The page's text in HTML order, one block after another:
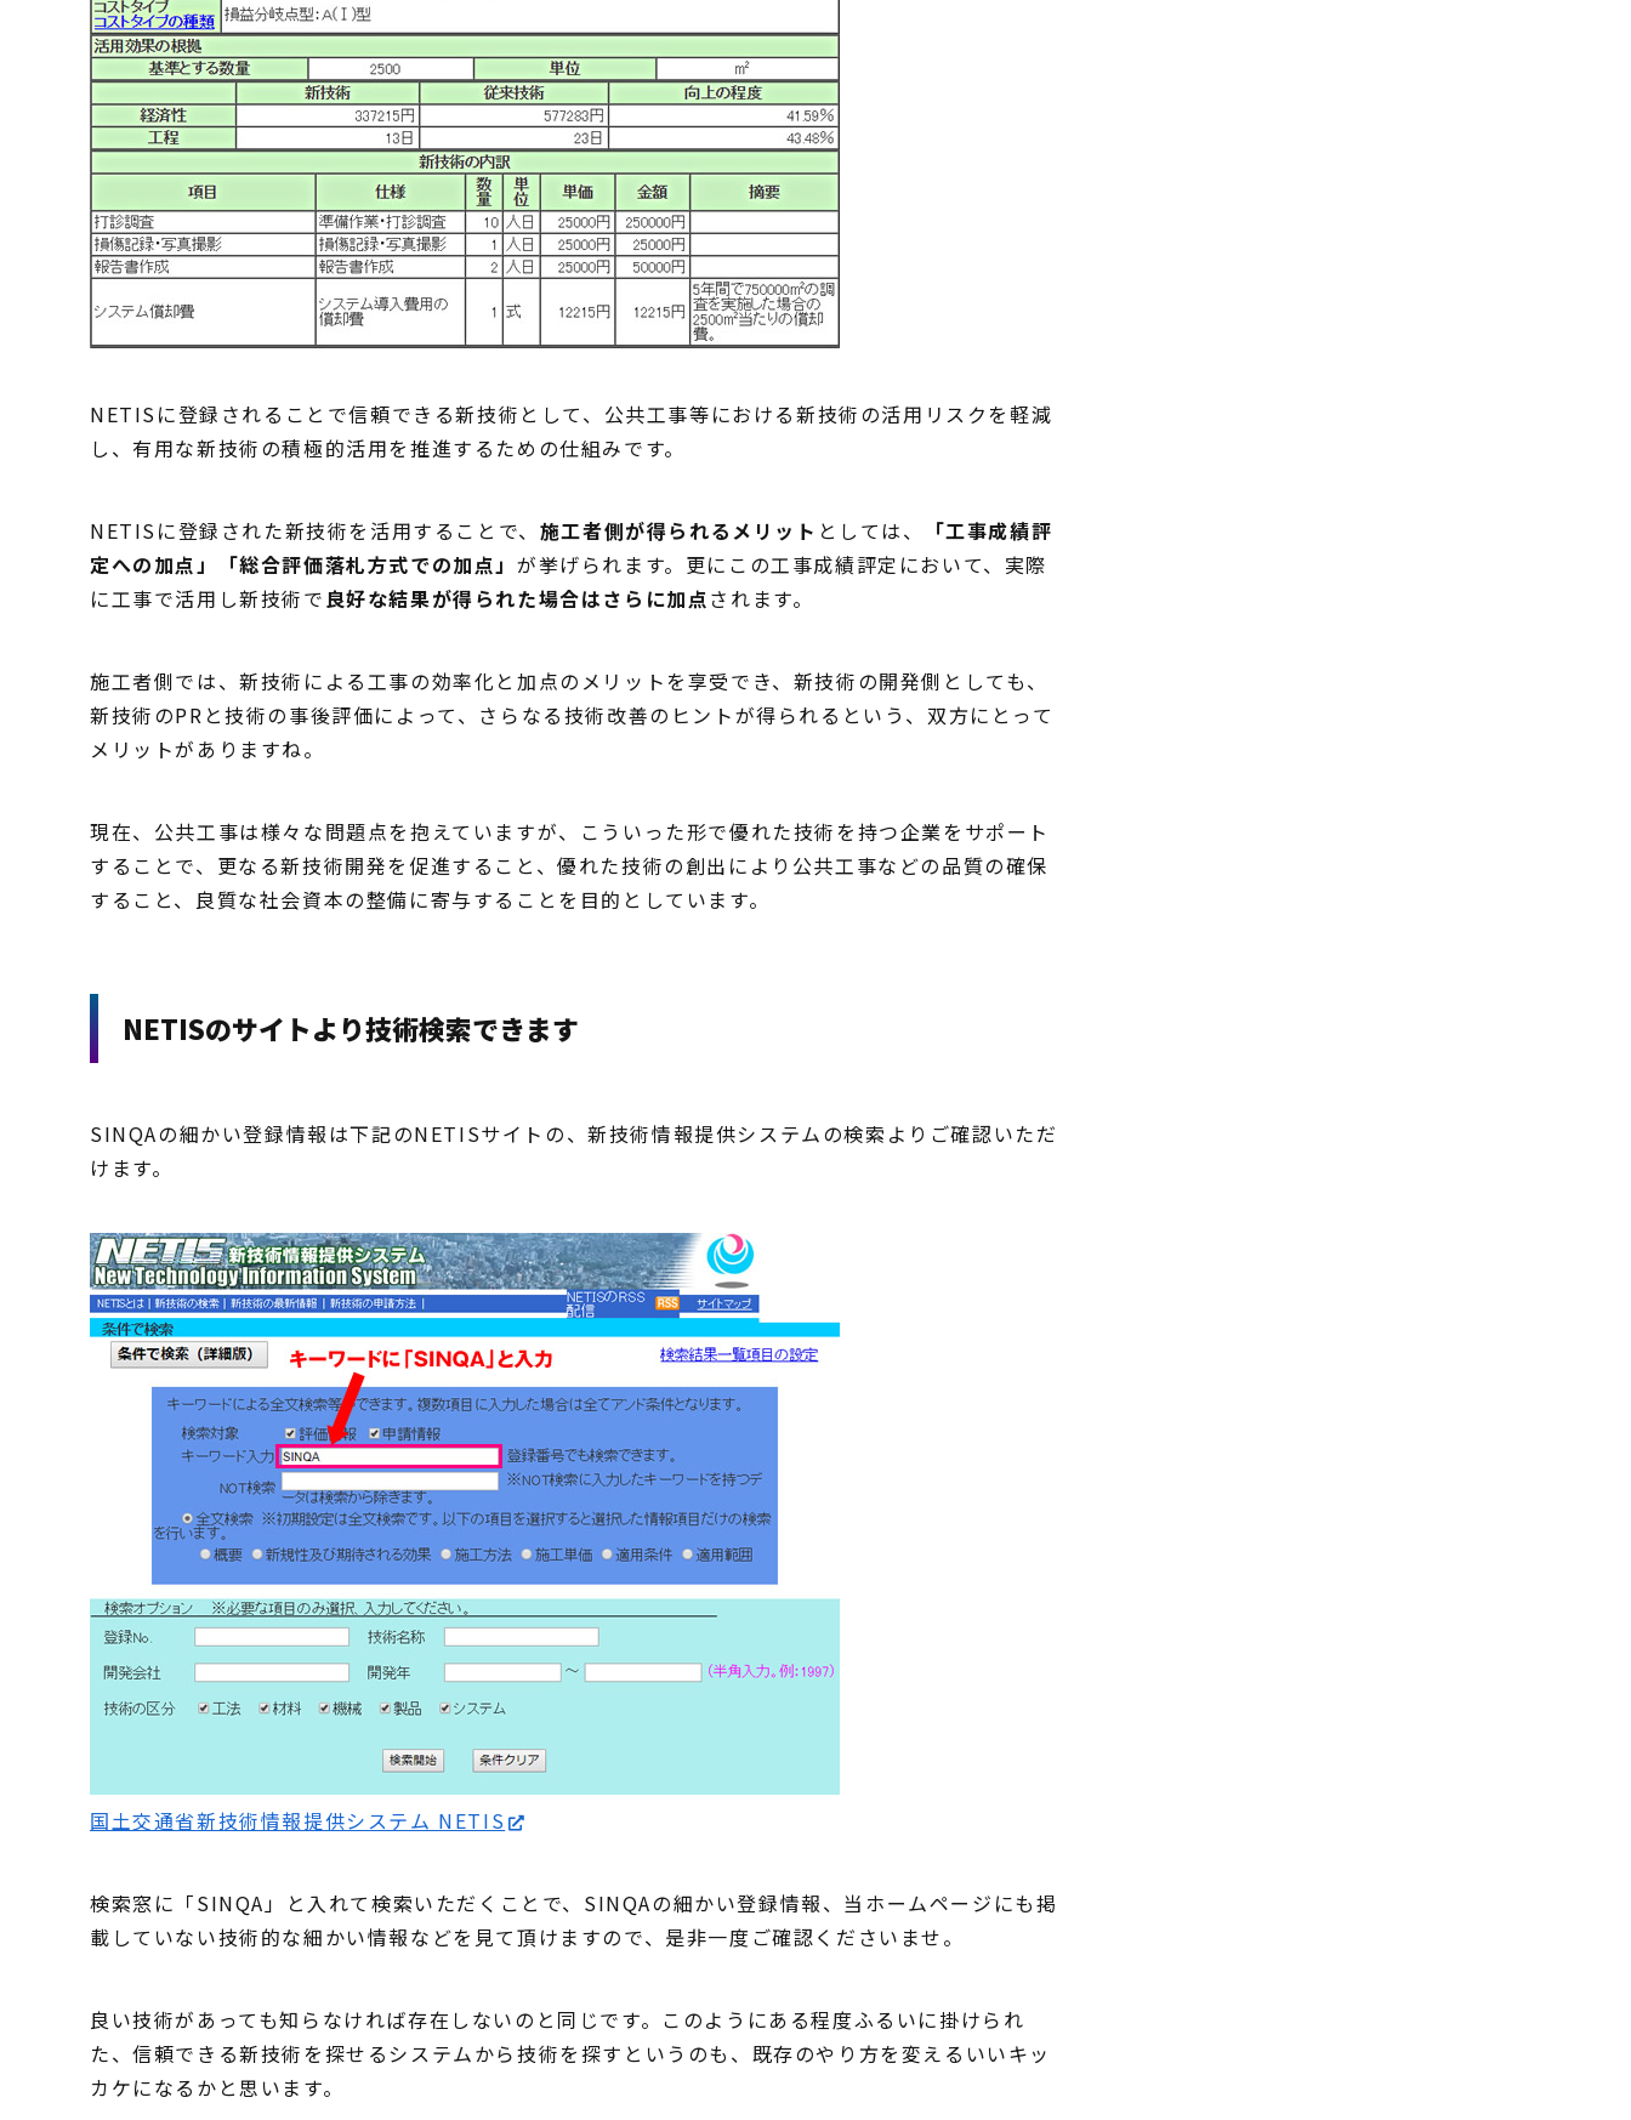
NETISに登録されることで信頼できる新技術として、公共工事等における新技術の活用リスクを軽減
し、有用な新技術の積極的活用を推進するための仕組みです。
NETISに登録された新技術を活用することで、 施工者側が得られるメリット としては、
「工事成績評
定への加点」「総合評価落札方式での加点」が挙げられます。更にこの工事成績評定において、実際
に工事で活用し新技術で 良好な結果が得られた場合はさらに加点 されます。
施工者側では、新技術による工事の効率化と加点のメリットを享受でき、新技術の開発側としても、
新技術のPRと技術の事後評価によって、さらなる技術改善のヒントが得られるという、双方にとって
メリットがありますね。
現在、公共工事は様々な問題点を抱えていますが、こういった形で優れた技術を持つ企業をサポート
することで、更なる新技術開発を促進すること、優れた技術の創出により公共工事などの品質の確保
すること、良質な社会資本の整備に寄与することを目的としています。
NETISのサイトより技術検索できます
SINQAの細かい登録情報は下記のNETISサイトの、新技術情報提供システムの検索よりご確認いただ
けます。
国土交通省新技術情報提供システム NETIS
検索窓に「SINQA」と入れて検索いただくことで、SINQAの細かい登録情報、当ホームページにも掲
載していない技術的な細かい情報などを見て頂けますので、是非一度ご確認くださいませ。
良い技術があっても知らなければ存在しないのと同じです。このようにある程度ふるいに掛けられ
た、信頼できる新技術を探せるシステムから技術を探すというのも、既存のやり方を変えるいいキッ
カケになるかと思います。